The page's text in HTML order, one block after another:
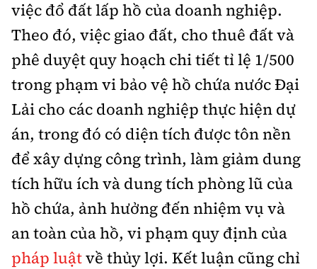
việc đổ đất lấp hồ của doanh nghiệp.
Theo đó, việc giao đất, cho thuê đất và
phê duyệt quy hoạch chi tiết tỉ lệ 1/500
trong phạm vi bảo vệ hồ chứa nước Đại
Lải cho các doanh nghiệp thực hiện dự
án, trong đó có diện tích được tôn nền
để xây dựng công trình, làm giảm dung
tích hữu ích và dung tích phòng lũ của
hồ chứa, ảnh hưởng đến nhiệm vụ và
an toàn của hồ, vi phạm quy định của
pháp luậtvề thủy lợi. Kết luận cũng chỉ